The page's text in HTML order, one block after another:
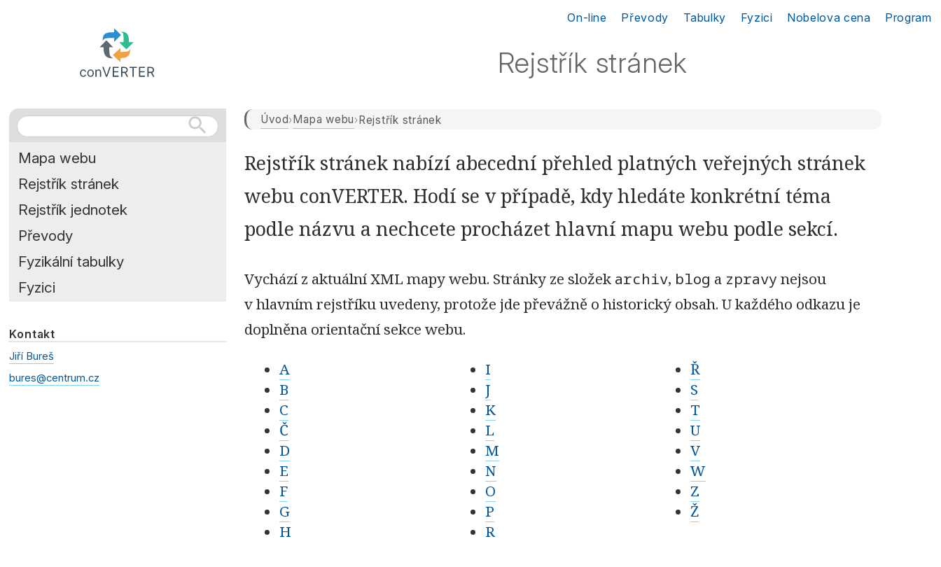
Rejstřík stránek
Úvod›Mapa webu›Rejstřík stránek
Rejstřík stránek nabízí abecední přehled platných veřejných stránek
webu conVERTER. Hodí se v případě, kdy hledáte konkrétní téma
podle názvu a nechcete procházet hlavní mapu webu podle sekcí.
Vychází z aktuální XML mapy webu. Stránky ze složek archiv, blog a zpravy nejsou
v hlavním rejstříku uvedeny, protože jde převážně o historický obsah. U každého odkazu je
doplněna orientační sekce webu.
A
B
C
Č
D
E
F
G
H
I
J
K
L
M
N
O
P
R
Ř
S
T
U
V
W
Z
Ž
Mapa webu
Rejstřík stránek
Rejstřík jednotek
Převody
Fyzikální tabulky
Fyzici
Kontakt
Jiří Bureš
bures@centrum.cz
On-line Převody Tabulky Fyzici Nobelova cena Program